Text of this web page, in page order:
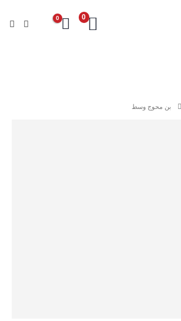
0
0
بن محوج وسط